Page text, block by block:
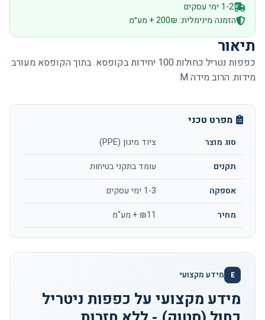
1-2 ימי עסקים
הזמנה מינימלית: 200₪ + מע״מ
תיאור
כפפות נטריל כחולות 100 יחידות בקופסא. בתוך הקופסא מעורב
מידות. הרוב מידה M
מפרט טכני
סוג מוצר
ציוד מיגון (PPE)
תקנים
עומד בתקני בטיחות
אספקה
1-3 ימי עסקים
מחיר
₪11 + מע"מ
E מידע מקצועי
מידע מקצועי על כפפות ניטריל